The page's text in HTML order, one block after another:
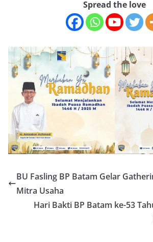
Spread the love
BU Fasling BP Batam Gelar
Mitra Usaha
Hari Bakti BP Batam ke-53